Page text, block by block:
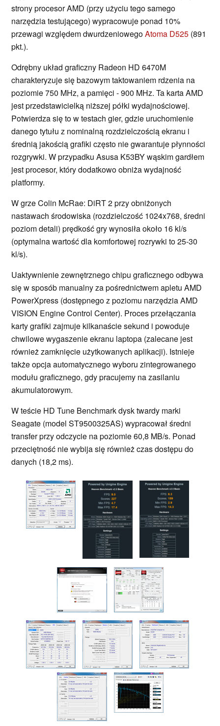
strony procesor AMD (przy użyciu tego samego
narzędzia testującego) wypracowuje ponad 10%
przewagi względem dwurdzeniowegoAtoma D525 (891
pkt.).
Odrębny układ graficzny Radeon HD 6470M
charakteryzuje się bazowym taktowaniem rdzenia na
poziomie 750 MHz, a pamięci - 900 MHz. Ta karta AMD
jest przedstawicielką niższej półki wydajnościowej.
Potwierdza się to w testach gier, gdzie uruchomienie
danego tytułu z nominalną rozdzielczością ekranu i
średnią jakością grafiki często nie gwarantuje płynności
rozgrywki. W przypadku Asusa K53BY wąskim gardłem
jest procesor, który dodatkowo obniża wydajność
platformy.
W grze Colin McRae: DiRT 2 przy obniżonych
nastawach środowiska (rozdzielczość 1024x768, średni
poziom detali) prędkość gry wynosiła około 16 kl/s
(optymalna wartość dla komfortowej rozrywki to 25-30
kl/s).
Uaktywnienie zewnętrznego chipu graficznego odbywa
się w sposób manualny za pośrednictwem apletu AMD
PowerXpress (dostępnego z poziomu narzędzia AMD
VISION Engine Control Center). Proces przełączania
karty grafiki zajmuje kilkanaście sekund i powoduje
chwilowe wygaszenie ekranu laptopa (zalecane jest
również zamknięcie użytkowanych aplikacji). Istnieje
także opcja automatycznego wyboru zintegrowanego
modułu graficznego, gdy pracujemy na zasilaniu
akumulatorowym.
W teście HD Tune Benchmark dysk twardy marki
Seagate (model ST9500325AS) wypracował średni
transfer przy odczycie na poziomie 60,8 MB/s. Ponad
przeciętność nie wybija się również czas dostępu do
danych (18,2 ms).